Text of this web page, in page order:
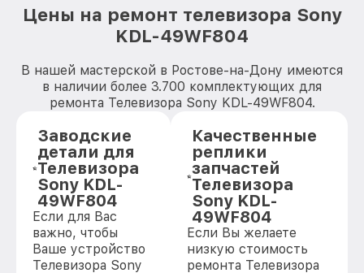
Цены на ремонт телевизора Sony
KDL-49WF804
В нашей мастерской в Ростове-на-Дону имеются
в наличии более 3.700 комплектующих для
ремонта Телевизора Sony KDL-49WF804.
Заводские
детали для
Телевизора
Sony KDL-
49WF804
Если для Вас
важно, чтобы
Ваше устройство
Телевизора Sony
Качественные
реплики
запчастей
Телевизора
Sony KDL-
49WF804
Если Вы желаете
низкую стоимость
ремонта Телевизора